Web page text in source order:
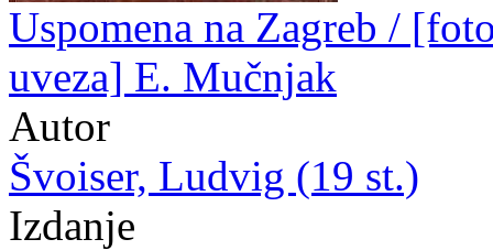
Uspomena na Zagreb /
uveza] E. Mučnjak
Autor
Švoiser, Ludvig (19 st.)
Izdanje